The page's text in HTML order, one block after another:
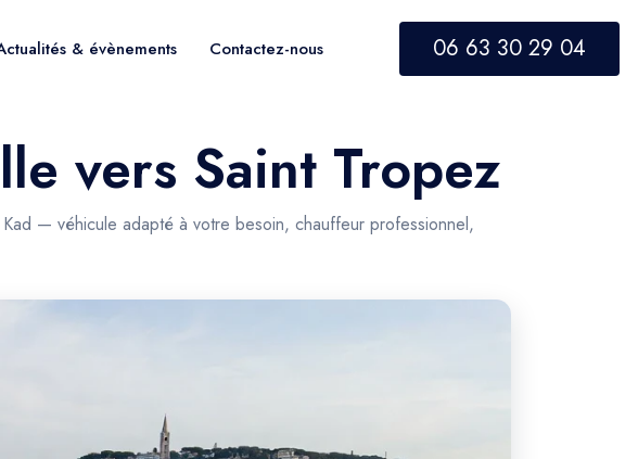
& évènements Contactez-nous 06 63 30 29 04
vers Saint Tropez
— véhicule adapté à votre besoin, chauffeur professionnel,